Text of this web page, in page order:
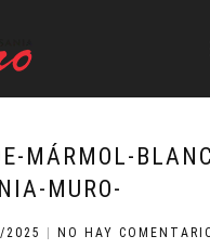
MÁRMOL-
MURO-
NO HAY